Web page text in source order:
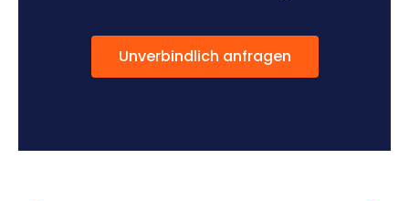
Unverbindlich anfragen